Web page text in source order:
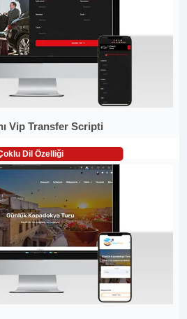
Vip Transfer Scripti
Dil Özelliği